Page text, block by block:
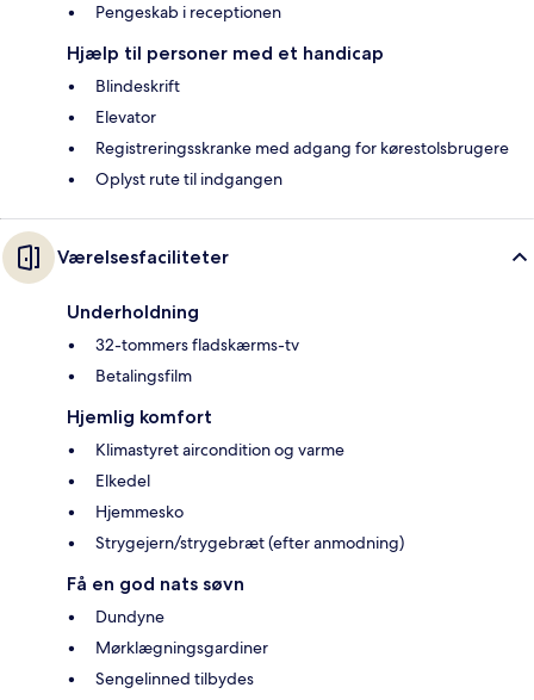
Pengeskab i receptionen
Hjælp til personer med et handicap
Blindeskrift
Elevator
Registreringsskranke med adgang for kørestolsbrugere
Oplyst rute til indgangen
Værelsesfaciliteter
Underholdning
32-tommers fladskærms-tv
Betalingsfilm
Hjemlig komfort
Klimastyret aircondition og varme
Elkedel
Hjemmesko
Strygejern/strygebræt (efter anmodning)
Få en god nats søvn
Dundyne
Mørklægningsgardiner
Sengelinned tilbydes